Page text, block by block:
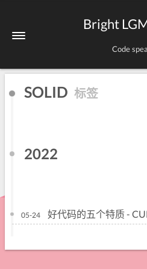
Bright
Code
SOLID 标签
2022
05-24 好代码的五个特质 -